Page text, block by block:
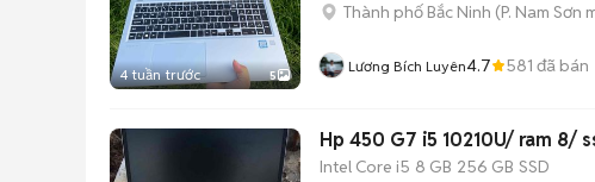
4 tuần trước 5
Thành phố Bắc Ninh (P. Nam Sơn
Lương Bích Luyên4.7 581 đã bán
Hp 450 G7 i5 10210U/ ram 8/
Intel Core i5 8 GB 256 GB SSD